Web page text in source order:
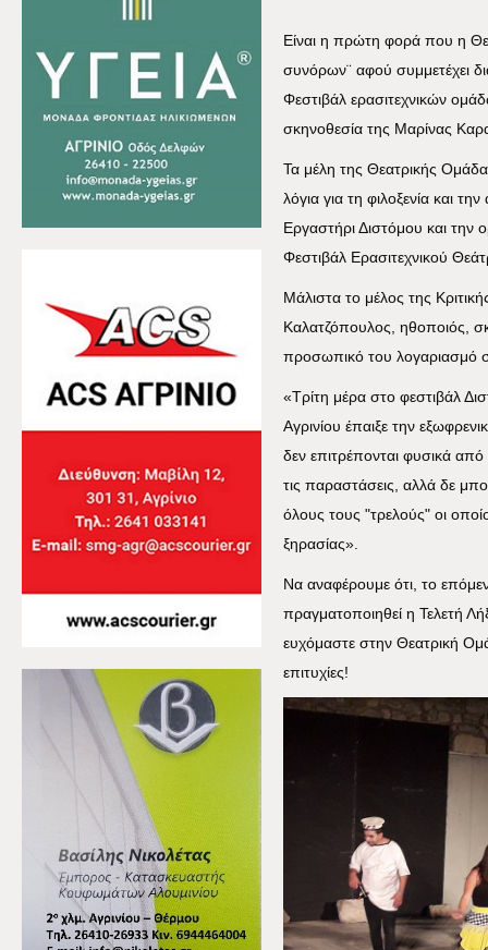
Είναι η πρώτη φορά που η
συνόρων¨ αφού συμμετέχει
Φεστιβάλ ερασιτεχνικών
σκηνοθεσία της Μαρίνας
Τα μέλη της Θεατρικής
λόγια για τη φιλοξενία και
Εργαστήρι Διστόμου και την
Φεστιβάλ Ερασιτεχνικού
Μάλιστα το μέλος της
Καλατζόπουλος, ηθοποιός,
προσωπικό του λογαριασμό
«Τρίτη μέρα στο φεστιβάλ
Αγρινίου έπαιξε την
δεν επιτρέπονται φυσικά
τις παραστάσεις, αλλά δε
όλους τους "τρελούς" οι
ξηρασίας».
Να αναφέρουμε ότι, το
πραγματοποιηθεί η Τελετή
ευχόμαστε στην Θεατρική
επιτυχίες!